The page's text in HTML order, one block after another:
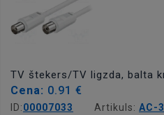
TV štekers/TV ligzda, balta
Cena: 0.91 €
ID:00007033 Artikuls: AC-